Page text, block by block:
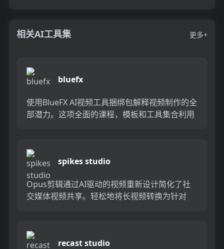
相关AI工具集 更多+
bluefx
使用BlueFX AI视频工具捆绑包解释视频制作的全
部潜力。这项全面的课程，模板和工具集合利用
spikes studio
Opus剪辑通过AI驱动的视频重新设计简化了社
交媒体视频共享。轻松地将长视频转换为针对
recast studio